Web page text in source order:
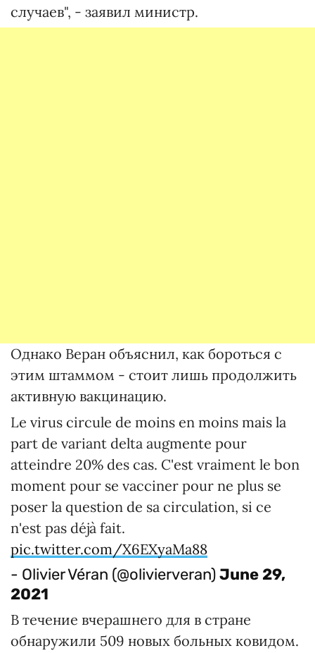
случаев", - заявил министр.
Однако Веран объяснил, как бороться с
этим штаммом - стоит лишь продолжить
активную вакцинацию.
Le virus circule de moins en moins mais la
part de variant delta augmente pour
atteindre 20% des cas. C'est vraiment le bon
moment pour se vacciner pour ne plus se
poser la question de sa circulation, si ce
n'est pas déjà fait.
pic.twitter.com/X6EXyaMa88
- Olivier Véran (@olivierveran)June 29,
2021
В течение вчерашнего для в стране
обнаружили 509 новых больных ковидом.